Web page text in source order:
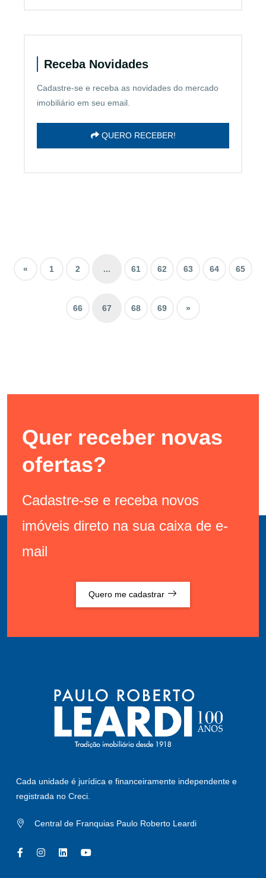
Receba Novidades
Cadastre-se e receba as novidades do mercado
imobiliário em seu email.
QUERO RECEBER!
« 1 2 ... 61 62 63 64 65
66 67 68 69 »
Quer receber novas
ofertas?
Cadastre-se e receba novos
imóveis direto na sua caixa de e-
mail
Quero me cadastrar
Cada unidade é jurídica e financeiramente independente e
registrada no Creci.
Central de Franquias Paulo Roberto Leardi